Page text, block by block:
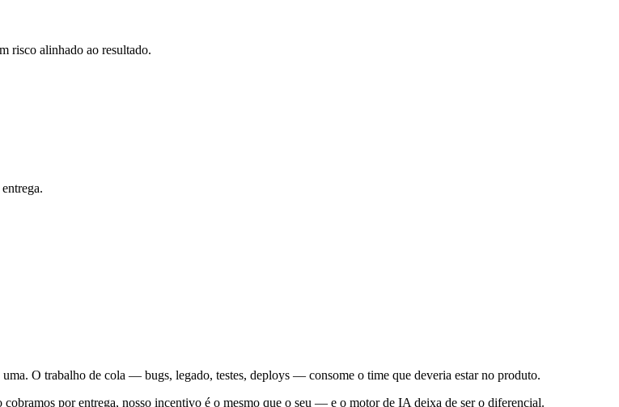
risco alinhado ao resultado.
uma. O trabalho de cola — bugs, legado, testes, deploys — consome o time que deveria estar no produto.
por entrega, nosso incentivo é o mesmo que o seu — e o motor de IA deixa de ser o diferencial.